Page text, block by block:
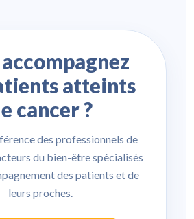
atteints
cancer ?
des professionnels de
du bien-être spécialisés
des patients et de
leurs proches.